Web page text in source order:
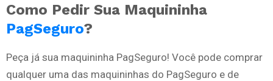
Como Pedir Sua Maquininha
PagSeguro?
Peça já sua maquininha PagSeguro! Você pode comprar
qualquer uma das maquininhas do PagSeguro e de